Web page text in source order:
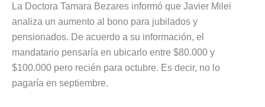
La Doctora Tamara Bezares informó que Javier Milei
analiza un aumento al bono para jubilados y
pensionados. De acuerdo a su información, el
mandatario pensaría en ubicarlo entre $80.000 y
$100.000 pero recién para octubre. Es decir, no lo
pagaría en septiembre.